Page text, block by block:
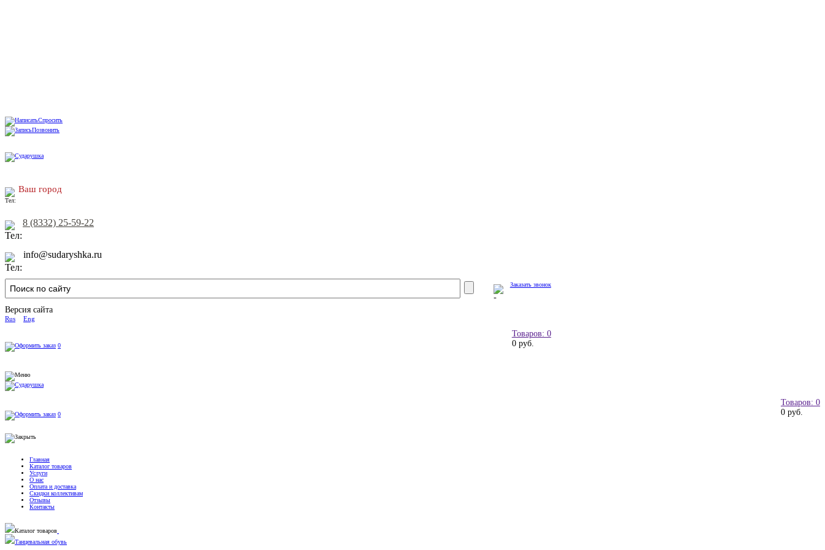
Спросить
Позвонить
Ваш город
8 (8332) 25-59-22
info@sudaryshka.ru
Заказать звонок
Версия сайта
Rus Eng
Товаров: 0
0 руб.
0
Товаров: 0
0 руб.
0
Главная
Каталог товаров
Услуги
О нас
Оплата и доставка
Скидки коллективам
Отзывы
Контакты
Каталог товаров
Танцевальная обувь